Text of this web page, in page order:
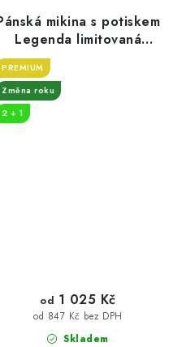
mikina s potiskem
Legenda limitovaná
PREMIUM
Změna roku
2 + 1
Skladem
od 847 Kč bez DPH
od 1 025 Kč